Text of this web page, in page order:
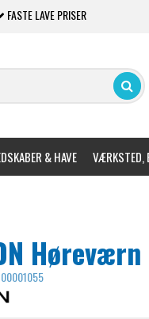
FASTE LAVE PRISER
& HAVE VÆRKSTED,